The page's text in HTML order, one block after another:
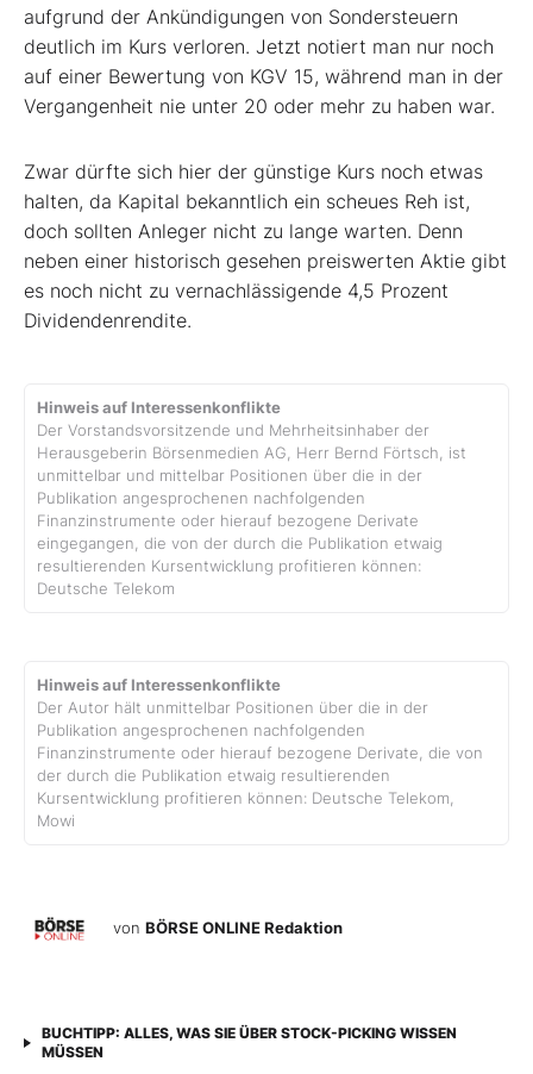
aufgrund der Ankündigungen von Sondersteuern
deutlich im Kurs verloren. Jetzt notiert man nur noch
auf einer Bewertung von KGV 15, während man in der
Vergangenheit nie unter 20 oder mehr zu haben war.
Zwar dürfte sich hier der günstige Kurs noch etwas
halten, da Kapital bekanntlich ein scheues Reh ist,
doch sollten Anleger nicht zu lange warten. Denn
neben einer historisch gesehen preiswerten Aktie gibt
es noch nicht zu vernachlässigende 4,5 Prozent
Dividendenrendite.
Hinweis auf Interessenkonflikte
Der Vorstandsvorsitzende und Mehrheitsinhaber der
Herausgeberin Börsenmedien AG, Herr Bernd Förtsch, ist
unmittelbar und mittelbar Positionen über die in der
Publikation angesprochenen nachfolgenden
Finanzinstrumente oder hierauf bezogene Derivate
eingegangen, die von der durch die Publikation etwaig
resultierenden Kursentwicklung profitieren können:
Deutsche Telekom
Hinweis auf Interessenkonflikte
Der Autor hält unmittelbar Positionen über die in der
Publikation angesprochenen nachfolgenden
Finanzinstrumente oder hierauf bezogene Derivate, die von
der durch die Publikation etwaig resultierenden
Kursentwicklung profitieren können: Deutsche Telekom,
Mowi
von BÖRSE ONLINE Redaktion
BUCHTIPP: ALLES, WAS SIE ÜBER STOCK-PICKING WISSEN
MÜSSEN